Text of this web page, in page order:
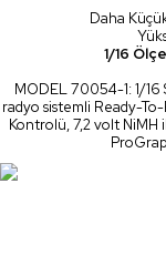
Daha
1/16
MODEL 70054-1: 1/
radyo sistemli Ready-
Kontrolü, 7,2 volt NiMH